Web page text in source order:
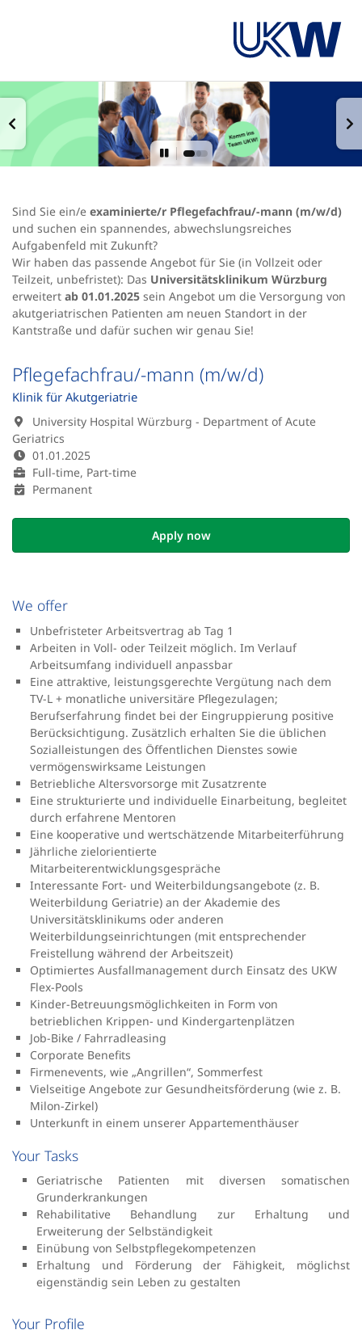
Pflegefachfrau/-mann (m/w/d)
Klinik für Akutgeriatrie
University Hospital Würzburg - Department of Acute
Geriatrics
01.01.2025
Full-time, Part-time
Permanent
Apply now
Sind Sie ein/e examinierte/r Pflegefachfrau/-mann (m/w/d)
und suchen ein spannendes, abwechslungsreiches
Aufgabenfeld mit Zukunft?
Wir haben das passende Angebot für Sie (in Vollzeit oder
Teilzeit, unbefristet): Das Universitätsklinikum Würzburg
erweitert ab 01.01.2025 sein Angebot um die Versorgung von
akutgeriatrischen Patienten am neuen Standort in der
Kantstraße und dafür suchen wir genau Sie!
We offer
Unbefristeter Arbeitsvertrag ab Tag 1
Arbeiten in Voll- oder Teilzeit möglich. Im Verlauf
Arbeitsumfang individuell anpassbar
Eine attraktive, leistungsgerechte Vergütung nach dem
TV-L + monatliche universitäre Pflegezulagen;
Berufserfahrung findet bei der Eingruppierung positive
Berücksichtigung. Zusätzlich erhalten Sie die üblichen
Sozialleistungen des Öffentlichen Dienstes sowie
vermögenswirksame Leistungen
Betriebliche Altersvorsorge mit Zusatzrente
Eine strukturierte und individuelle Einarbeitung, begleitet
durch erfahrene Mentoren
Eine kooperative und wertschätzende Mitarbeiterführung
Jährliche zielorientierte
Mitarbeiterentwicklungsgespräche
Interessante Fort- und Weiterbildungsangebote (z. B.
Weiterbildung Geriatrie) an der Akademie des
Universitätsklinikums oder anderen
Weiterbildungseinrichtungen (mit entsprechender
Freistellung während der Arbeitszeit)
Optimiertes Ausfallmanagement durch Einsatz des UKW
Flex-Pools
Kinder-Betreuungsmöglichkeiten in Form von
betrieblichen Krippen- und Kindergartenplätzen
Job-Bike / Fahrradleasing
Corporate Benefits
Firmenevents, wie „Angrillen“, Sommerfest
Vielseitige Angebote zur Gesundheitsförderung (wie z. B.
Milon-Zirkel)
Unterkunft in einem unserer Appartementhäuser
Your Tasks
Geriatrische Patienten mit diversen somatischen
Grunderkrankungen
Rehabilitative Behandlung zur Erhaltung und
Erweiterung der Selbständigkeit
Einübung von Selbstpflegekompetenzen
Erhaltung und Förderung der Fähigkeit, möglichst
eigenständig sein Leben zu gestalten
Your Profile